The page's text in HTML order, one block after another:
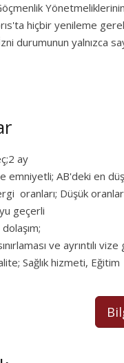
hiçbir yenileme
durumunun yalnızca
ay
emniyetli; AB'deki en
oranları; Düşük
geçerli
ve ayrıntılı
Sağlık hizmeti, Eğitim